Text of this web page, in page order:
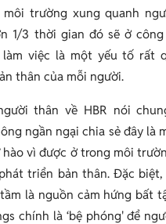
trường xung quanh
1/3 thời gian đó sẽ ở
việc là một yếu tố rất
thân của mỗi người.
thân về HBR nói
ngần ngại chia sẻ đây là
vì được ở trong môi
triển bản thân. Đặc
là nguồn cảm hứng bất
chính là ‘bệ phóng' để